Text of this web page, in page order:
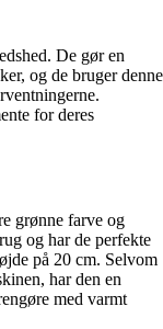
De gør en
og de bruger denne
for deres
grønne farve og
og har de perfekte
på 20 cm. Selvom
har den en
med varmt